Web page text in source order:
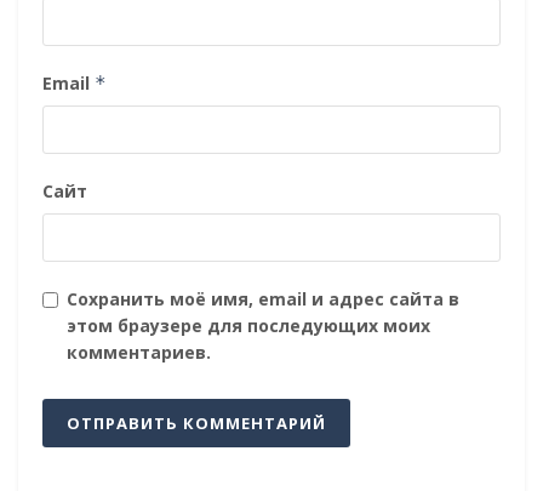
Email *
Сайт
Сохранить моё имя, email и адрес сайта в
этом браузере для последующих моих
комментариев.